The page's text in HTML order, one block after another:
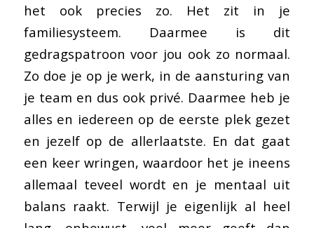
het ook precies zo. Het zit in je
familiesysteem. Daarmee is dit
gedragspatroon voor jou ook zo normaal.
Zo doe je op je werk, in de aansturing van
je team en dus ook privé. Daarmee heb je
alles en iedereen op de eerste plek gezet
en jezelf op de allerlaatste. En dat gaat
een keer wringen, waardoor het je ineens
allemaal teveel wordt en je mentaal uit
balans raakt. Terwijl je eigenlijk al heel